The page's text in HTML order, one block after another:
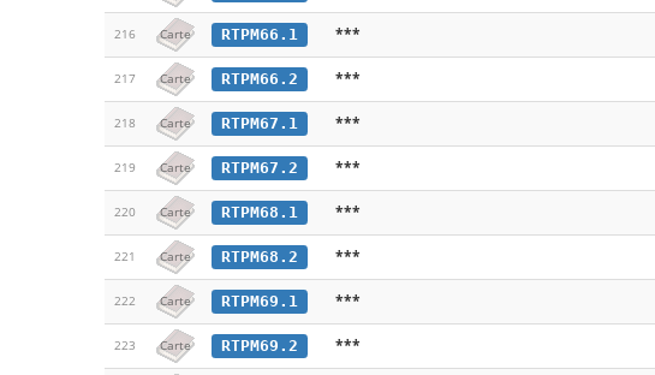
216 Carte RTPM66.1 ***
217 Carte RTPM66.2 ***
218 Carte RTPM67.1 ***
219 Carte RTPM67.2 ***
220 Carte RTPM68.1 ***
221 Carte RTPM68.2 ***
222 Carte RTPM69.1 ***
223 Carte RTPM69.2 ***